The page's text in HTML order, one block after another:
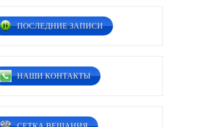
ПОСЛЕДНИЕ ЗАПИСИ
НАШИ КОНТАКТЫ